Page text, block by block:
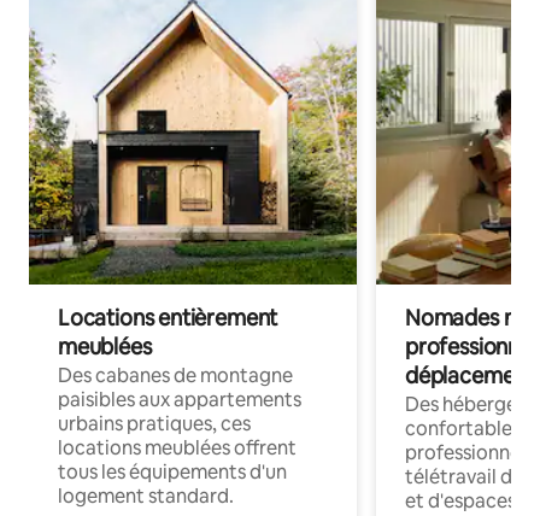
Locations entièrement
meublées
Des cabanes de montagne
paisibles aux appartements
urbains pratiques, ces
locations meublées offrent
tous les équipements d'un
logement standard.
Nomades
déplacement
Des
confortables
professionnels
télétravail
et d'espaces